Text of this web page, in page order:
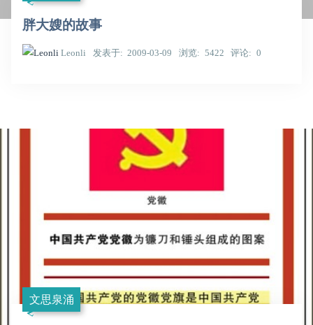
胖大嫂的故事
Leonli 发表于 2009-03-09 浏览 5422 评论 0
文思泉涌